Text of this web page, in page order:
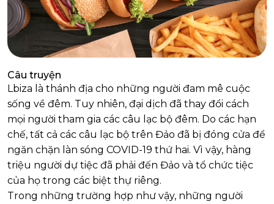
Câu truyện
Lbiza là thánh địa cho những người đam mê cuộc
sống về đêm. Tuy nhiên, đại dịch đã thay đổi cách
mọi người tham gia các câu lạc bộ đêm. Do các hạn
chế, tất cả các câu lạc bộ trên Đảo đã bị đóng cửa để
ngăn chặn làn sóng COVID-19 thứ hai. Vì vậy, hàng
triệu người dự tiệc đã phải đến Đảo và tổ chức tiệc
của họ trong các biệt thự riêng.
Trong những trường hợp như vậy, những người